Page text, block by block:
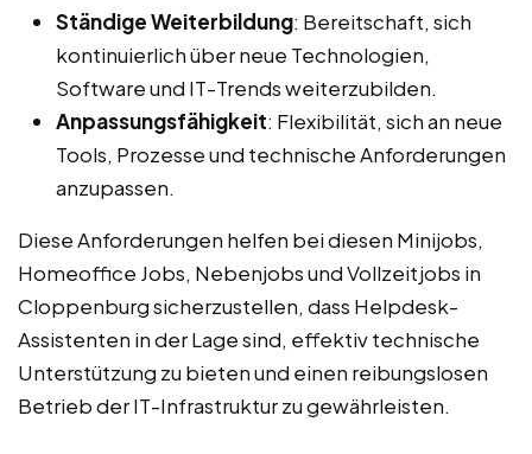
Ständige Weiterbildung: Bereitschaft, sich
kontinuierlich über neue Technologien,
Software und IT-Trends weiterzubilden.
Anpassungsfähigkeit: Flexibilität, sich an neue
Tools, Prozesse und technische Anforderungen
anzupassen.
Diese Anforderungen helfen bei diesen Minijobs,
Homeoffice Jobs, Nebenjobs und Vollzeitjobs in
Cloppenburg sicherzustellen, dass Helpdesk-
Assistenten in der Lage sind, effektiv technische
Unterstützung zu bieten und einen reibungslosen
Betrieb der IT-Infrastruktur zu gewährleisten.